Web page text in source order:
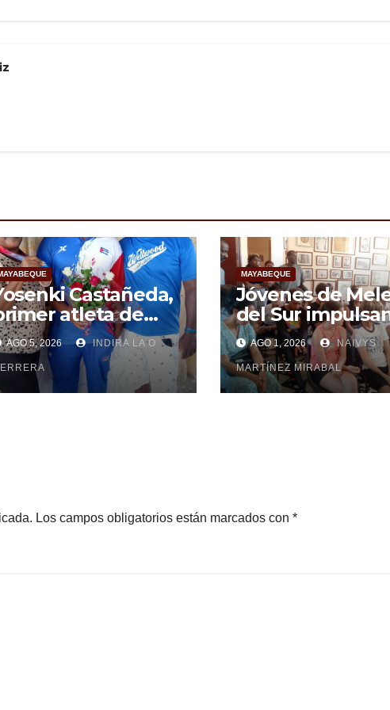
Castañeda,
atleta de
en
al podio
AGO 5, 2026 INDIRA LA O
MAYABEQUE
Jóvenes de Melena
del Sur
arte urbano
AGO 1, 2026 NAIVYS
MARTÍNEZ MIRABAL
Los campos obligatorios están marcados con *